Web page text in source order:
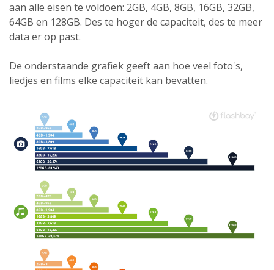
aan alle eisen te voldoen: 2GB, 4GB, 8GB, 16GB, 32GB,
64GB en 128GB. Des te hoger de capaciteit, des te meer
data er op past.
De onderstaande grafiek geeft aan hoe veel foto's,
liedjes en films elke capaciteit kan bevatten.